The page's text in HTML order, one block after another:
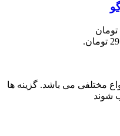
قیمت اصلی: 445,000 تومان
مختلفی می باشد. گزینه ها
شوند